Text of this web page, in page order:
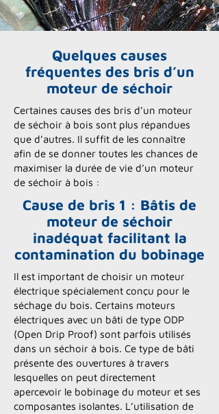
Quelques causes
fréquentes des bris d’un
moteur de séchoir
Certaines causes des bris d’un moteur
de séchoir à bois sont plus répandues
que d’autres. Il suffit de les connaître
afin de se donner toutes les chances de
maximiser la durée de vie d’un moteur
de séchoir à bois :
Cause de bris 1 : Bâtis de
moteur de séchoir
inadéquat facilitant la
contamination du bobinage
Il est important de choisir un moteur
électrique spécialement conçu pour le
séchage du bois. Certains moteurs
électriques avec un bâti de type ODP
(Open Drip Proof) sont parfois utilisés
dans un séchoir à bois. Ce type de bâti
présente des ouvertures à travers
lesquelles on peut directement
apercevoir le bobinage du moteur et ses
composantes isolantes. L’utilisation de